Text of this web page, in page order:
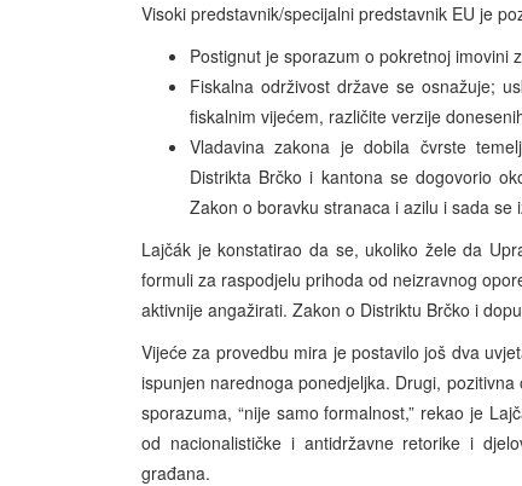
Visoki predstavnik/specijalni predstavnik EU je
Postignut je sporazum o pokretnoj imovini
Fiskalna održivost države se osnažuje;
fiskalnim vijećem, različite verzije
Vladavina zakona je dobila čvrste
Distrikta Brčko i kantona se dogovorio
Zakon o boravku stranaca i azilu i sada se
Lajčák je konstatirao da se, ukoliko žele da
formuli za raspodjelu prihoda od neizravnog
aktivnije angažirati. Zakon o Distriktu Brčko i
Vijeće za provedbu mira je postavilo još dva
ispunjen narednoga ponedjeljka. Drugi,
sporazuma, “nije samo formalnost,” rekao je
od nacionalističke i antidržavne retorike i
građana.